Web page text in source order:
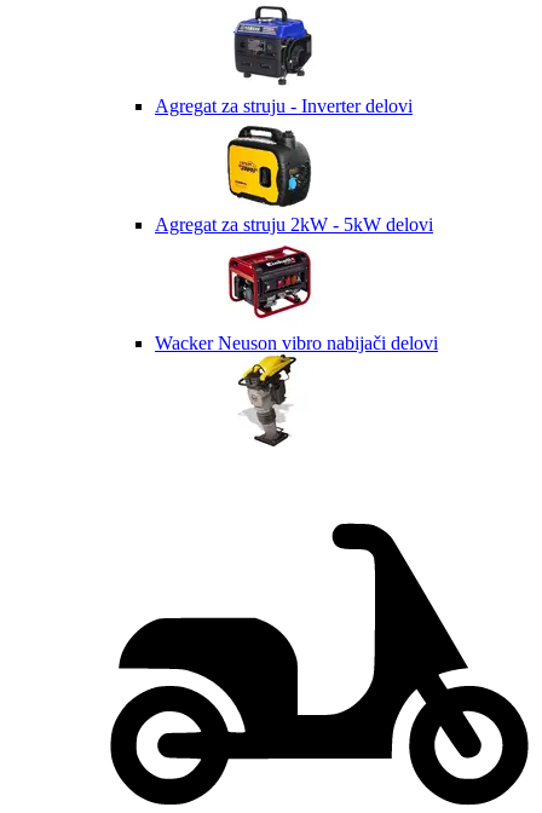
Agregat za struju - Inverter delovi
Agregat za struju 2kW - 5kW delovi
Wacker Neuson vibro nabijači delovi